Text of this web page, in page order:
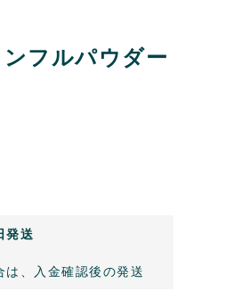
フルパウダー
発送
、入金確認後の発送